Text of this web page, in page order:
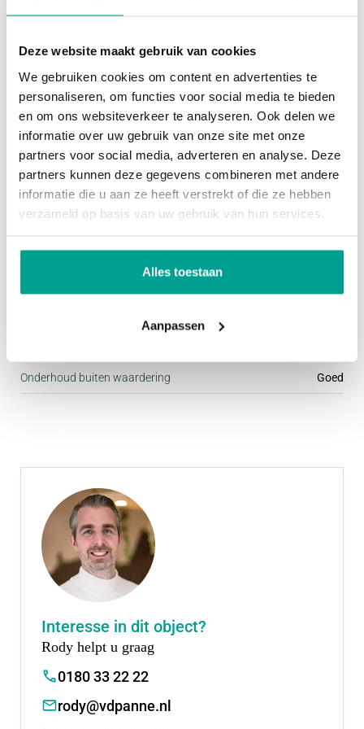
Deze website maakt gebruik van cookies
We gebruiken cookies om content en advertenties te
personaliseren, om functies voor social media te bieden
en om ons websiteverkeer te analyseren. Ook delen we
informatie over uw gebruik van onze site met onze
partners voor social media, adverteren en analyse. Deze
partners kunnen deze gegevens combineren met andere
informatie die u aan ze heeft verstrekt of die ze hebben
verzameld op basis van uw gebruik van hun services.
Alles toestaan
Aanpassen
weg N210 richting de gemeentes Zuidplas en de
Krimpenerwaard. Er is een busverbinding op
loopafstand met aansluiting op metrostation
Capelsebrug.
Parkeren:
Mogelijkheid tot parkeren aan de voorzijde en
tevens op eigen afgesloten terrein.
Het object valt in het bestemmingsplan "Capelle-
West". Bedrijven met bedrijfsmatige activiteiten
bedrijfsactiviteiten zijn toegestaan. Het aandeel
kantoorruimte mag maximaal 50% van het totale
vloeroppervlak bedragen.
Huurprijs:
€ 1.300,- per maand exclusief BTW.
Huurtermijn:
5 jaar met een aansluitende verlengingsperiode
van telkens 5 jaar. Kortere huurperiode
bespreekbaar.
Huurovereenkomst:
Voorzieningen Inbouwarmaturen, Te openen ramen
Locatie
Ligging Bedrijventerrein
Parkeren
Onderhoud buiten waardering Goed
Interesse in dit object?
Rody helpt u graag
0180 33 22 22
rody@vdpanne.nl